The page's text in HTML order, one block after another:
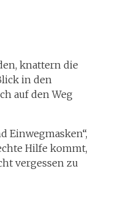
knattern die
in den
auf den Weg
Einwegmasken“,
Hilfe kommt,
vergessen zu